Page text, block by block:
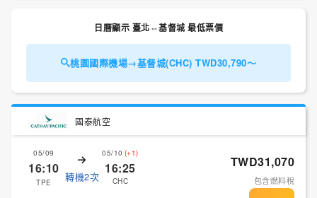
日曆顯示 臺北⇔基督城 最低票價
桃園國際機場→基督城(CHC) TWD30,790～
國泰航空
05/09
16:10
TPE 轉機2次
05/10 (+1)
16:25
CHC
TWD31,070
包含燃料稅